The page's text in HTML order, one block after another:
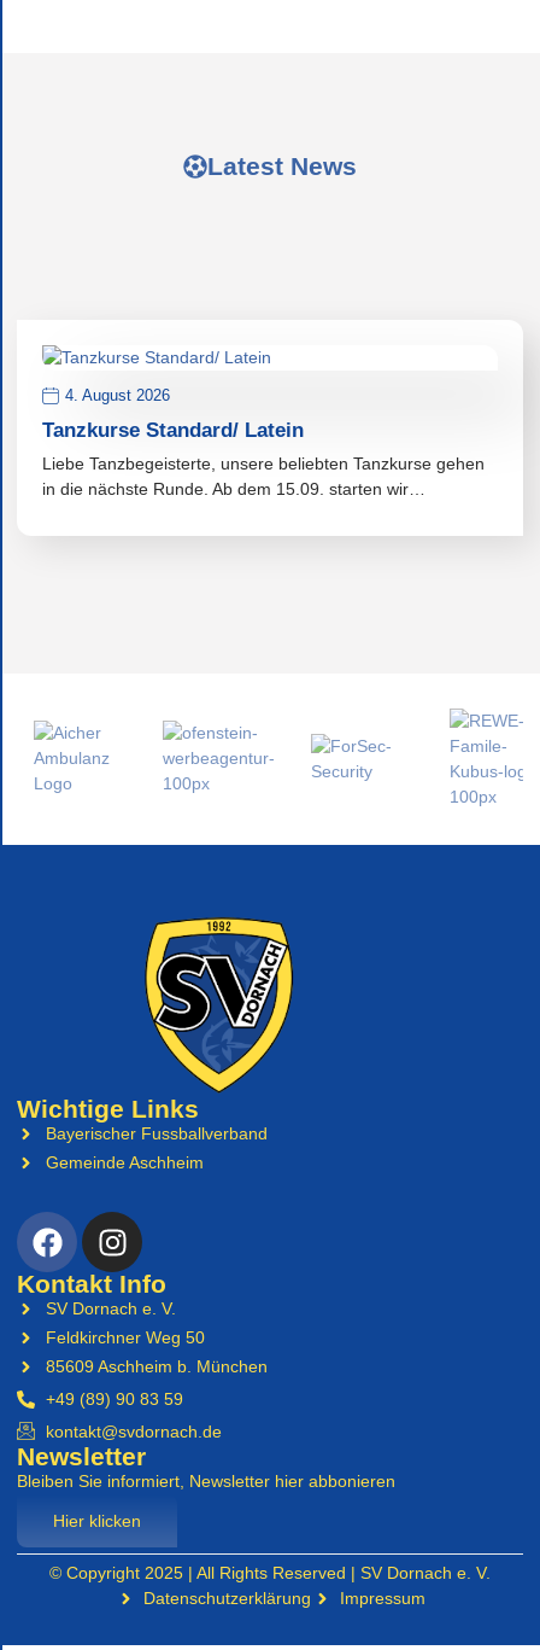
Latest News
4. August 2026
Tanzkurse Standard/ Latein
Liebe Tanzbegeisterte, unsere beliebten Tanzkurse gehen
in die nächste Runde. Ab dem 15.09. starten wir…
Wichtige Links
Bayerischer Fussballverband
Gemeinde Aschheim
Kontakt Info
SV Dornach e. V.
Feldkirchner Weg 50
85609 Aschheim b. München
+49 (89) 90 83 59
kontakt@svdornach.de
Newsletter
Bleiben Sie informiert, Newsletter hier abbonieren
Hier klicken
© Copyright 2025 | All Rights Reserved | SV Dornach e. V.
Datenschutzerklärung
Impressum